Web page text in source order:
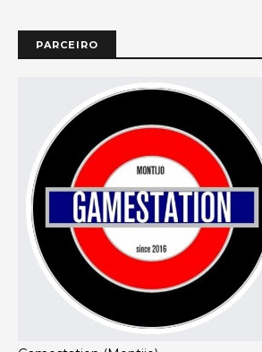
PARCEIRO